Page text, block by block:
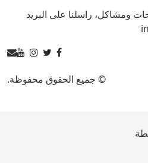
ico ل jpg
ومشاكل، راسلنا على البريد
© جميع الحقوق محفوظة.